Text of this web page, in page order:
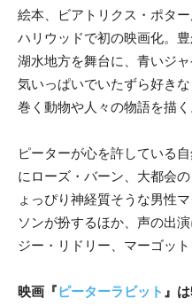
絵本、ビアトリクス・ポタ
ハリウッドで初の映画化。
湖水地方を舞台に、青いジ
気いっぱいでいたずら好き
巻く動物や人々の物語を描く
ピーターが心を許している
にローズ・バーン、大都会
ょっぴり神経質そうな男性
ソンが扮するほか、声の出
ジー・リドリー、マーゴッ
映画『ピーターラビット 』